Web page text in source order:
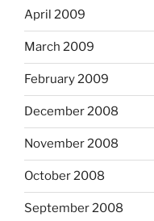
April 2009
March 2009
February 2009
December 2008
November 2008
October 2008
September 2008